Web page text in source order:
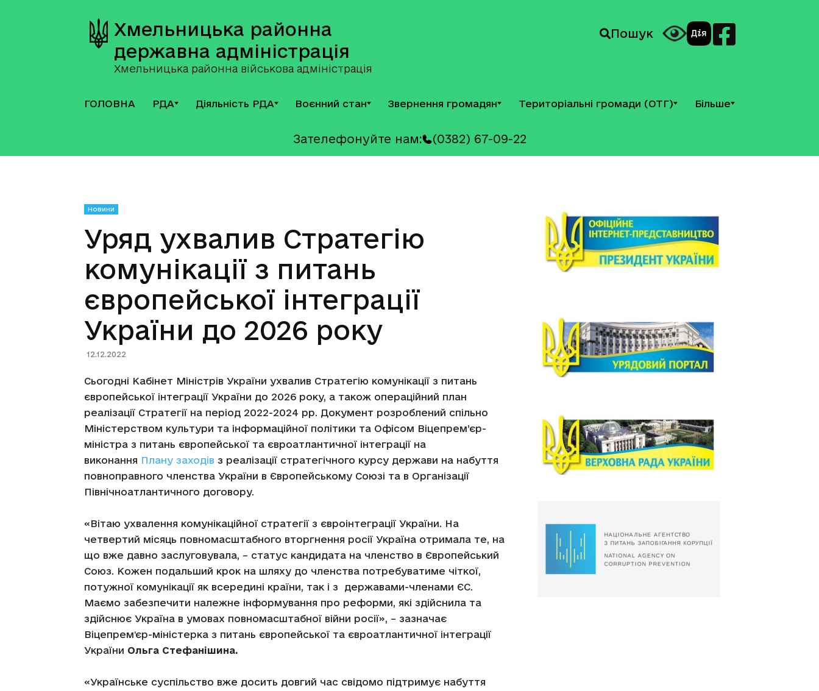
Хмельницька районна
державна адміністрація
Хмельницька районна військова адміністрація
Пошук
ГОЛОВНА РДА Діяльність РДА Воєнний стан Звернення громадян Територіальні громади (ОТГ) Більше
Зателефонуйте нам: (0382) 67-09-22
Новини
Уряд ухвалив Стратегію
комунікації з питань
європейської інтеграції
України до 2026 року
12.12.2022
Сьогодні Кабінет Міністрів України ухвалив Стратегію комунікації з питань
європейської інтеграції України до 2026 року, а також операційний план
реалізації Стратегії на період 2022-2024 рр. Документ розроблений спільно
Міністерством культури та інформаційної політики та Офісом Віцепрем’єр-
міністра з питань європейської та євроатлантичної інтеграції на
виконання Плану заходів з реалізації стратегічного курсу держави на набуття
повноправного членства України в Європейському Союзі та в Організації
Північноатлантичного договору.
«Вітаю ухвалення комунікаційної стратегії з євроінтеграції України. На
четвертий місяць повномасштабного вторгнення росії Україна отримала те, на
що вже давно заслуговувала, – статус кандидата на членство в Європейський
Союз. Кожен подальший крок на шляху до членства потребуватиме чіткої,
потужної комунікації як всередині країни, так і з державами-членами ЄС.
Маємо забезпечити належне інформування про реформи, які здійснила та
здійснює Україна в умовах повномасштабної війни росії», – зазначає
Віцепремʼєр-міністерка з питань європейської та євроатлантичної інтеграції
України Ольга Стефанішина.
«Українське суспільство вже досить довгий час свідомо підтримує набуття